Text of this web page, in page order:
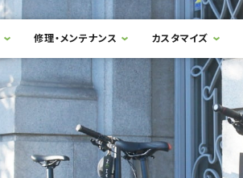
修理・メンテナンス カスタマイズ